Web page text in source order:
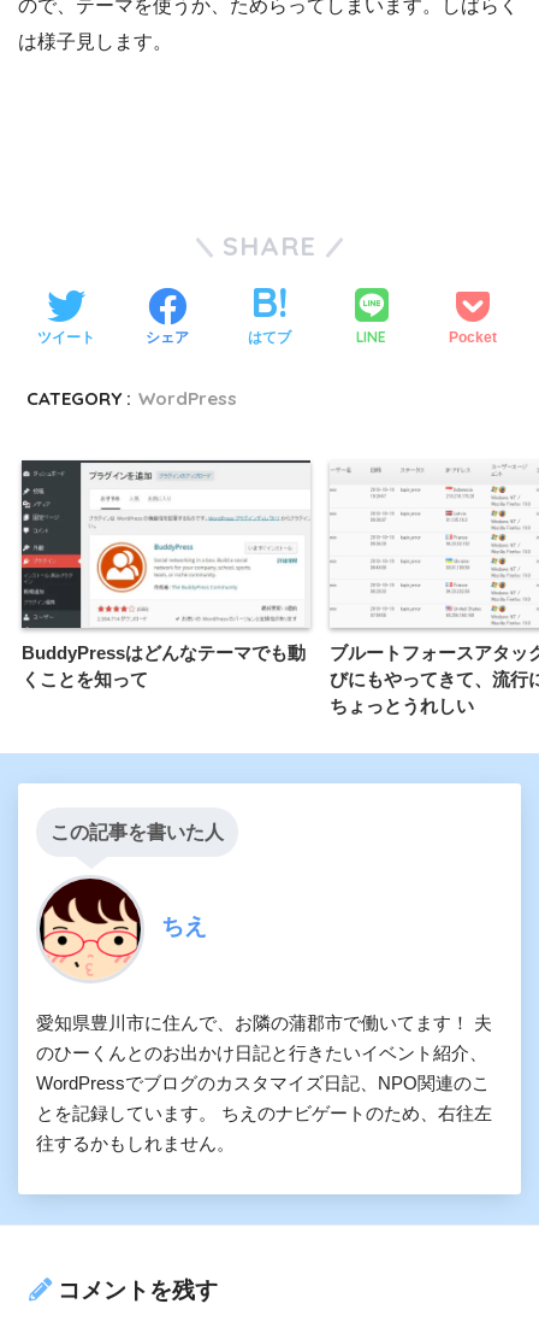
ので、テーマを使うか、ためらってしまいます。しばらく
は様子見します。
SHARE
ツイート シェア はてブ LINE Pocket
CATEGORY : WordPress
BuddyPressはどんなテーマでも動
くことを知って
ブルートフォースアタッ
びにもやってきて、流行
ちょっとうれしい
この記事を書いた人
ちえ
愛知県豊川市に住んで、お隣の蒲郡市で働いてます！ 夫
のひーくんとのお出かけ日記と行きたいイベント紹介、
WordPressでブログのカスタマイズ日記、NPO関連のこ
とを記録しています。 ちえのナビゲートのため、右往左
往するかもしれません。
コメントを残す